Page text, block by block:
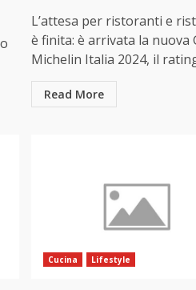
L’attesa per ristoranti e
è finita: è arrivata la nuova
Michelin Italia 2024, il
Read More
Cucina Lifestyle